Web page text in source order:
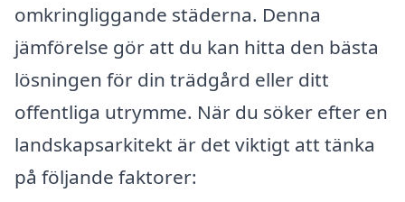
omkringliggande städerna. Denna
jämförelse gör att du kan hitta den bästa
lösningen för din trädgård eller ditt
offentliga utrymme. När du söker efter en
landskapsarkitekt är det viktigt att tänka
på följande faktorer: